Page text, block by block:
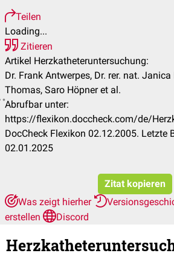
Teilen
Loading...
Zitieren
Artikel Herzkatheteruntersuchung:
Dr. Frank Antwerpes, Dr. rer. nat.
Thomas, Saro Höpner et al.
Abrufbar unter:
https://flexikon.doccheck.com/de/
DocCheck Flexikon 02.12.2005. Letzte
02.01.2025
Zitat kopieren
Was zeigt hierher
erstellen
Discord